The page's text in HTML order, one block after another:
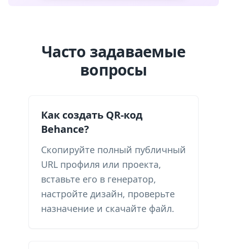
Часто задаваемые
вопросы
Как создать QR-код
Behance?
Скопируйте полный публичный
URL профиля или проекта,
вставьте его в генератор,
настройте дизайн, проверьте
назначение и скачайте файл.